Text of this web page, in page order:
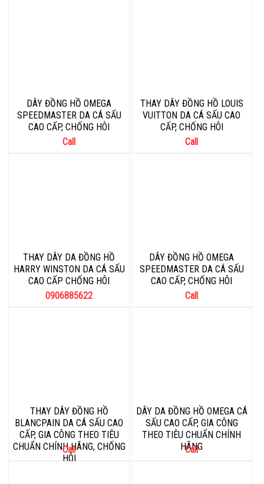
DÂY ĐỒNG HỒ OMEGA
SPEEDMASTER DA CÁ SẤU
CAO CẤP, CHỐNG HÔI
Call
THAY DÂY ĐỒNG HỒ LOUIS
VUITTON DA CÁ SẤU CAO
CẤP, CHỐNG HÔI
Call
THAY DÂY DA ĐỒNG HỒ
HARRY WINSTON DA CÁ SẤU
CAO CẤP CHỐNG HÔI
0906885622
DÂY ĐỒNG HỒ OMEGA
SPEEDMASTER DA CÁ SẤU
CAO CẤP, CHỐNG HÔI
Call
THAY DÂY ĐỒNG HỒ
BLANCPAIN DA CÁ SẤU CAO
CẤP, GIA CÔNG THEO TIÊU
CHUẨN CHÍNH HÃNG, CHỐNG
HÔI
Call
DÂY DA ĐỒNG HỒ OMEGA CÁ
SẤU CAO CẤP, GIA CÔNG
THEO TIÊU CHUẨN CHÍNH
HÃNG
Call